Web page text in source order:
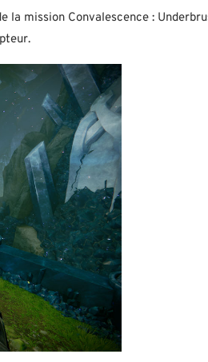
la mission Convalescence :